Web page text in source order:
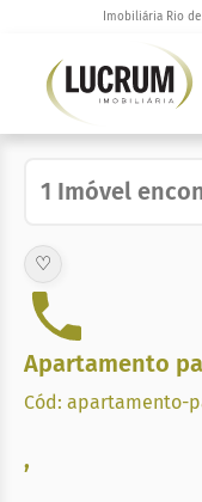
Imobiliária Rio de
1 Imóvel
♡
Apartamento
Cód: apartamento-
,